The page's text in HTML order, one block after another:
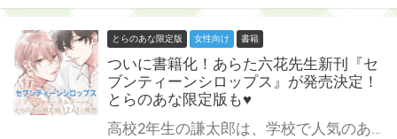
とらのあな限定版 女性向け 書籍
ついに書籍化！あらた六花先生新刊『セ
ブンティーンシロップス』が発売決定！
とらのあな限定版も♥